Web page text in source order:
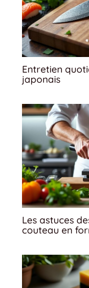
Entretien
japonais
Les astuces
couteau en